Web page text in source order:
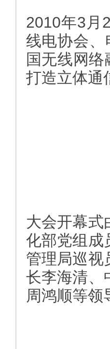
2010年3月
线电协会、
国无线网络
打造立体通
大会开幕式
化部党组成
管理局巡视
长李海清、
周鸿顺等领